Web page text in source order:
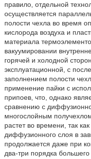
правило, отдельной
осуществляется
полости чехла во время
кислорода воздуха и
материала
вакуумировании
горячей и холодной
эксплуатационной, с
заполнением полости
применение пайки с
припоев, что, однако
сравнению с
многослойным
растет во времени, так
диффузионного слоя в
продолжается даже при
два-три порядка